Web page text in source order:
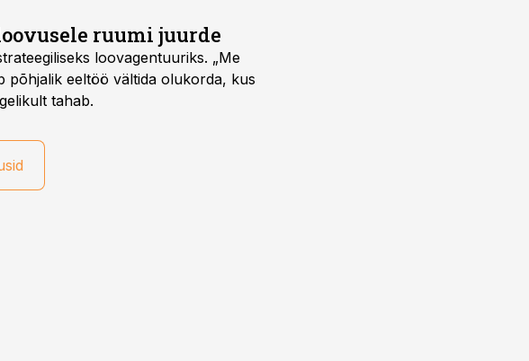
ruumi juurde
loovagentuuriks. „Me
põhjalik eeltöö vältida olukorda, kus
tahab.